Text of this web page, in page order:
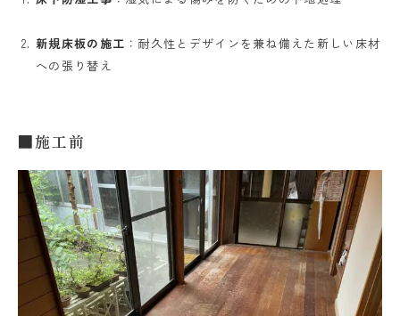
新規床板の施工 ：耐久性とデザインを兼ね備えた新しい床材
への張り替え
■施工前